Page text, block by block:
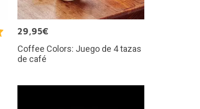
29,95€
Coffee Colors: Juego de 4 tazas
de café